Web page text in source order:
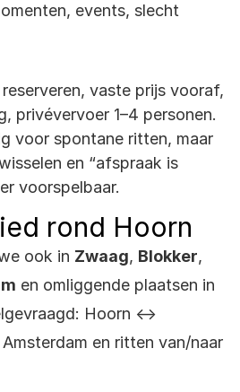
events, slecht
vaste prijs vooraf,
privévervoer 1–4 personen.
voor spontane ritten, maar
en “afspraak is
voorspelbaar.
rond Hoorn
ook in Zwaag, Blokker,
en omliggende plaatsen in
Hoorn ↔
en ritten van/naar